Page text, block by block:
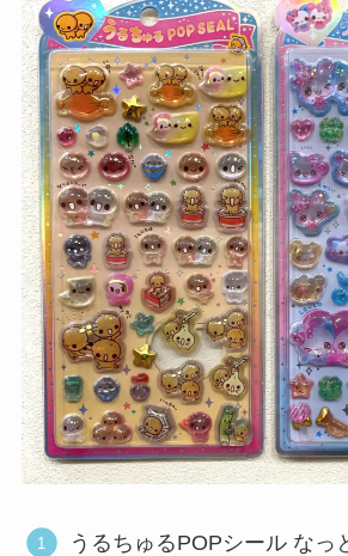
うるちゅるPOPシール なっ